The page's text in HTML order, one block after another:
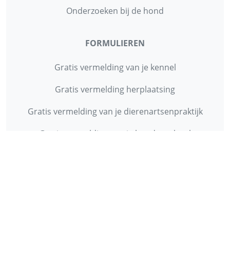
Onderzoeken bij de hond
FORMULIEREN
Gratis vermelding van je kennel
Gratis vermelding herplaatsing
Gratis vermelding van je dierenartsenpraktijk
Gratis vermelding van je hondenschool